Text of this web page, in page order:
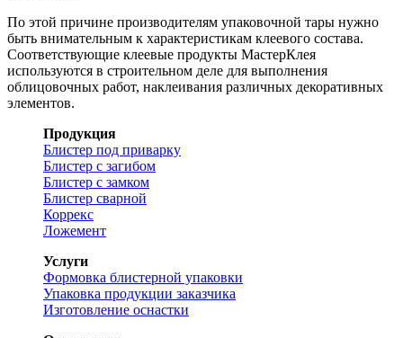
По этой причине производителям упаковочной тары нужно
быть внимательным к характеристикам клеевого состава.
Соответствующие клеевые продукты МастерКлея
используются в строительном деле для выполнения
облицовочных работ, наклеивания различных декоративных
элементов.
Продукция
Блистер под приварку
Блистер с загибом
Блистер с замком
Блистер сварной
Коррекс
Ложемент
Услуги
Формовка блистерной упаковки
Упаковка продукции заказчика
Изготовление оснастки